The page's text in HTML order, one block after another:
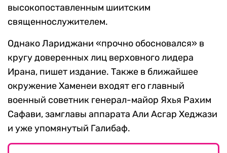
высокопоставленным шиитским
священнослужителем.
Однако Лариджани «прочно обосновался» в
кругу доверенных лиц верховного лидера
Ирана, пишет издание. Также в ближайшее
окружение Хаменеи входят его главный
военный советник генерал-майор Яхья Рахим
Сафави, замглавы аппарата Али Асгар Хеджази
и уже упомянутый Галибаф.